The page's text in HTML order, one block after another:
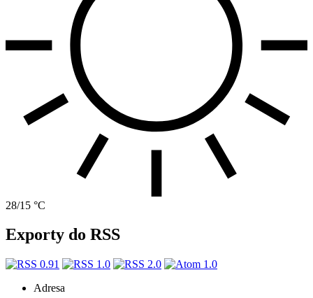
28/15 °C
Exporty do RSS
Adresa